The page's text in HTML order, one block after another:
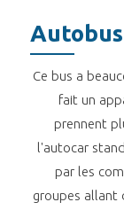
Ce bus a
fait un
prennent
l'autocar
par les
groupes allant